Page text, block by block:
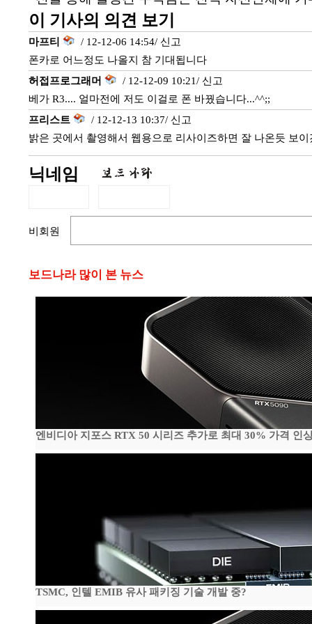
이 기사의 의견 보기
마프티 / 12-12-06 14:54/ 신고
폰카로 어느정도 나올지 참 기대됩니다
허접프로그래머
/ 12-12-09 10:21/ 신고
베가 R3.... 얼마전에 저도 이걸로 폰 바꿨습니다...^^;;
프리스트
/ 12-12-13 10:37/ 신고
밝은 곳에서 촬영해서 웹용으로 리사이즈하면 잘 나온듯 보이
닉네임
비회원
보드나라 많이 본 뉴스
엔비디아 지포스 RTX 50 시리즈 추가로 최대 30% 가격 인
TSMC, 인텔 EMIB 유사 패키징 기술 개발 중?